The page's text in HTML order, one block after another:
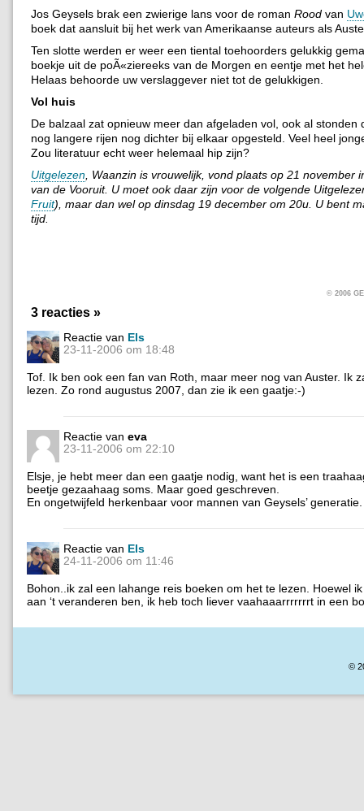
Jos Geysels brak een zwierige lans voor de roman Rood van
boek dat aansluit bij het werk van Amerikaanse auteurs als
Ten slotte werden er weer een tiental toehoorders gelukkig
boekje uit de poÃ«ziereeks van de Morgen en eentje met het
Helaas behoorde uw verslaggever niet tot de gelukkigen.
Vol huis
De balzaal zat opnieuw meer dan afgeladen vol, ook al stonden
nog langere rijen nog dichter bij elkaar opgesteld. Veel heel
Zou literatuur echt weer helemaal hip zijn?
Uitgelezen , Waanzin is vrouwelijk, vond plaats op 21 november
van de Vooruit. U moet ook daar zijn voor de volgende
Fruit), maar dan wel op dinsdag 19 december om 20u. U bent
tijd.
© 2006
3 reacties »
Reactie van Els
23-11-2006 om 18:48
Tof. Ik ben ook een fan van Roth, maar meer nog van Auster. Ik
lezen. Zo rond augustus 2007, dan zie ik een gaatje:-)
Reactie van eva
23-11-2006 om 22:10
Elsje, je hebt meer dan een gaatje nodig, want het is een
beetje gezaahaag soms. Maar goed geschreven.
En ongetwijfeld herkenbaar voor mannen van Geysels’ generatie.
Reactie van Els
24-11-2006 om 11:46
Bohon..ik zal een lahange reis boeken om het te lezen. Hoewel
aan ‘t veranderen ben, ik heb toch liever vaahaaarrrrrrrt in een
©